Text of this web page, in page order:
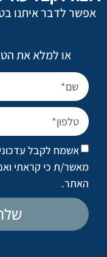
פנים כשהזרקתי שומן
או למלא את
אשמח לקבל
מאשר/ת כי קראתי
האתר.